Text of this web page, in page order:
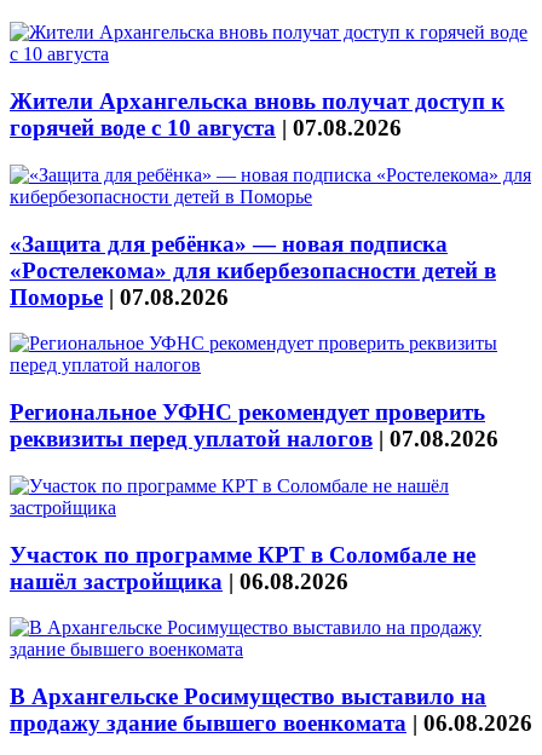
Жители Архангельска вновь получат доступ к
горячей воде с 10 августа | 07.08.2026
«Защита для ребёнка» — новая подписка
«Ростелекома» для кибербезопасности детей в
Поморье | 07.08.2026
Региональное УФНС рекомендует проверить
реквизиты перед уплатой налогов | 07.08.2026
Участок по программе КРТ в Соломбале не
нашёл застройщика | 06.08.2026
В Архангельске Росимущество выставило на
продажу здание бывшего военкомата | 06.08.2026